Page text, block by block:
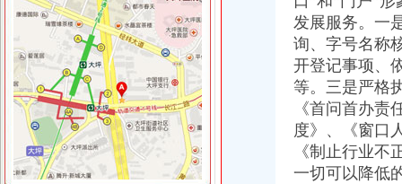
黔江局城西所一制三关五排查化高危行业监管
渝浙两地工商携手联办区县与浙商投资洽谈见面会
沙坪坝局积着手梯次抓好食品流通监督
渝中局五措并举贯彻实施《食品安全法》见成效
渝北局四条措施开展排查严防各类事故发生
璧山局青杠所完善四项机制服务“三农”
高新园局四项举措加网络监管执法工作
发展服务。一
询、字号名称
开登记事项、
等。三是严格
《首问首办
度》、《窗口
《制止行业
一切可以降低